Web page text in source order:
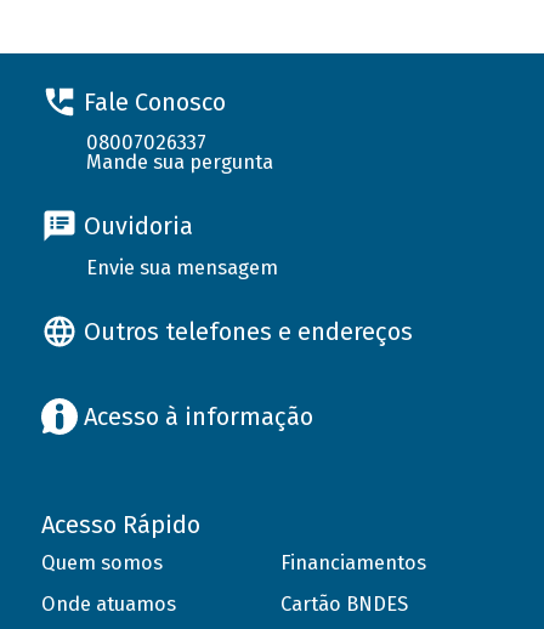
Fale Conosco
08007026337
Mande sua pergunta
Ouvidoria
Envie sua mensagem
Outros telefones e endereços
Acesso à informação
Acesso Rápido
Quem somos
Onde atuamos
Financiamentos
Cartão BNDES